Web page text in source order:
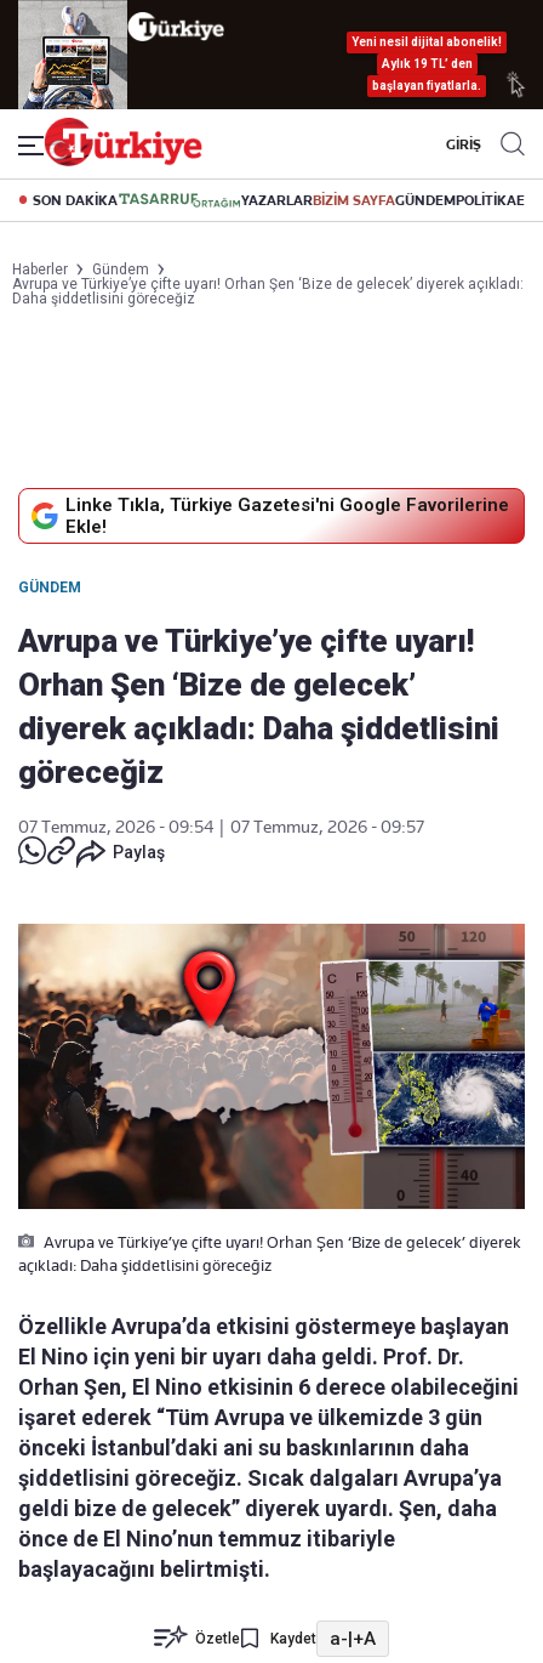
Yeni nesil dijital abonelik!
Aylık 19 TL’ den
başlayan fiyatlarla.
GİRİŞ
SON DAKİKA YAZARLARBİZİM SAYFAGÜNDEMPOLİTİKA
Haberler
Gündem
Avrupa ve Türkiye’ye çifte uyarı! Orhan Şen ‘Bize de gelecek’ diyerek açıkladı:
Daha şiddetlisini göreceğiz
Linke Tıkla, Türkiye Gazetesi'ni Google Favorilerine
Ekle!
GÜNDEM
Avrupa ve Türkiye’ye çifte uyarı!
Orhan Şen ‘Bize de gelecek’
diyerek açıkladı: Daha şiddetlisini
göreceğiz
07 Temmuz, 2026 - 09:54
07 Temmuz, 2026 - 09:57
Paylaş
Avrupa ve Türkiye’ye çifte uyarı! Orhan Şen ‘Bize de gelecek’ diyerek
açıkladı: Daha şiddetlisini göreceğiz
Özellikle Avrupa’da etkisini göstermeye başlayan
El Nino için yeni bir uyarı daha geldi. Prof. Dr.
Orhan Şen, El Nino etkisinin 6 derece olabileceğini
işaret ederek “Tüm Avrupa ve ülkemizde 3 gün
önceki İstanbul’daki ani su baskınlarının daha
şiddetlisini göreceğiz. Sıcak dalgaları Avrupa’ya
geldi bize de gelecek” diyerek uyardı. Şen, daha
önce de El Nino’nun temmuz itibariyle
başlayacağını belirtmişti.
Özetle Kaydet a-|+A